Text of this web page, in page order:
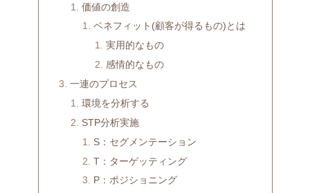
価値の創造
ベネフィット(顧客が得るもの)とは
実用的なもの
感情的なもの
一連のプロセス
環境を分析する
STP分析実施
S：セグメンテーション
T：ターゲッティング
P：ポジショニング